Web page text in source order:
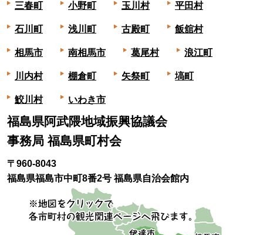
三春町 小野町 玉川村 平田村
石川町 浅川町 古殿町 飯舘村
相馬市 南相馬市 葛尾村 浪江町
川内村 棚倉町 矢祭町 塙町
鮫川村 いわき市
福島県阿武隈地域振興協議会
事務局 福島県町村会
〒960-8043
福島県福島市中町8番2号 福島県自治会館内